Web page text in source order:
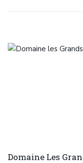
Domaine Les